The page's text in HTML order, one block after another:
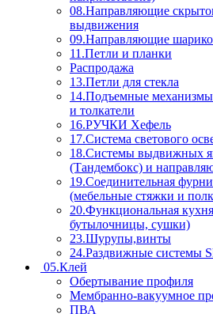
08.Направляющие
выдвижения
09.Направляющие
11.Петли и планки
Распродажа
13.Петли для стекла
14.Подъемные
и толкатели
16.РУЧКИ Хефель
17.Система светового
18.Системы выдвижных
(Тандембокс) и
19.Соединительная
(мебельные стяжки и
20.Функциональная
бутылочницы, сушки)
23.Шурупы,винты
24.Раздвижные системы
05.Клей
Обертывание профиля
Мембранно-вакуумное
ПВА